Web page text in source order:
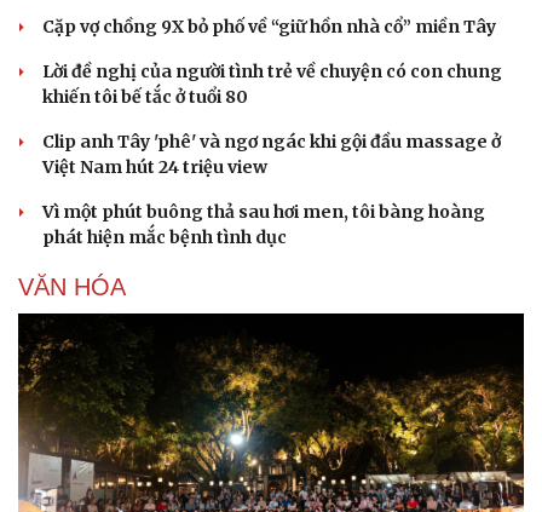
Cặp vợ chồng 9X bỏ phố về “giữ hồn nhà cổ” miền Tây
Lời đề nghị của người tình trẻ về chuyện có con chung
khiến tôi bế tắc ở tuổi 80
Clip anh Tây 'phê' và ngơ ngác khi gội đầu massage ở
Việt Nam hút 24 triệu view
Vì một phút buông thả sau hơi men, tôi bàng hoàng
phát hiện mắc bệnh tình dục
VĂN HÓA